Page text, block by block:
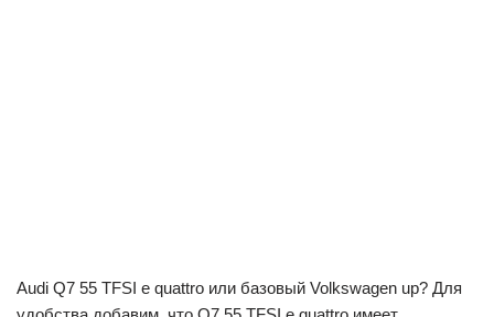
Audi Q7 55 TFSI e quattro или базовый Volkswagen up? Для